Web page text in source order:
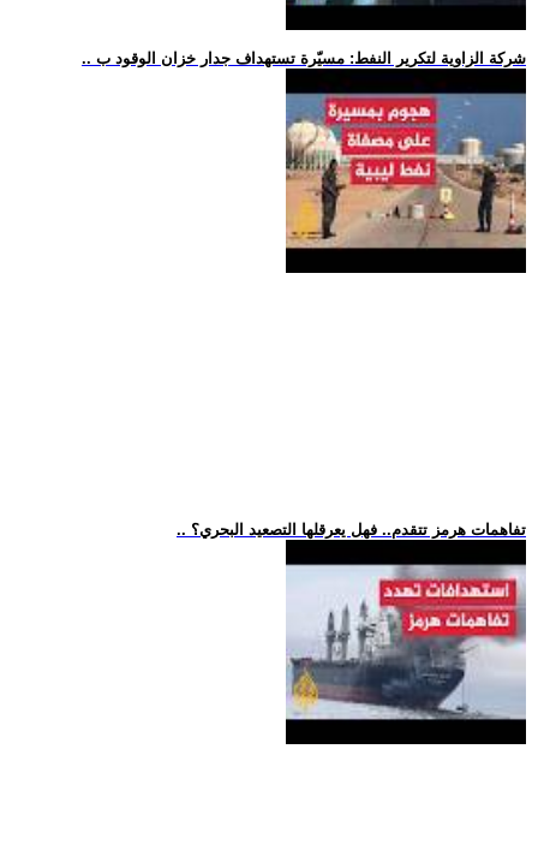
.. شركة الزاوية لتكرير النفط: مسيّرة تستهداف جدار خزان الوقود ب
.. تفاهمات هرمز تتقدم.. فهل يعرقلها التصعيد البحري؟